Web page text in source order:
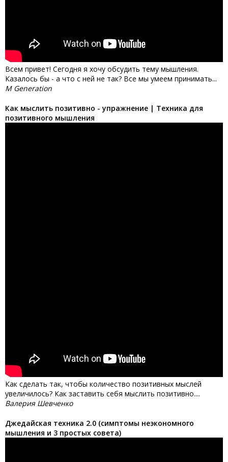
Всем привет! Сегодня я хочу обсудить тему мышления.
Казалось бы - а что с ней не так? Все мы умеем принимать...
M Generation
Как мыслить позитивно - упражнение | Техника для
позитивного мышления
Как сделать так, чтобы количество позитивных мыслей
увеличилось? Как заставить себя мыслить позитивно....
Валерия Шевченко
Джедайская техника 2.0 (симптомы неэкономного
мышления и 3 простых совета)